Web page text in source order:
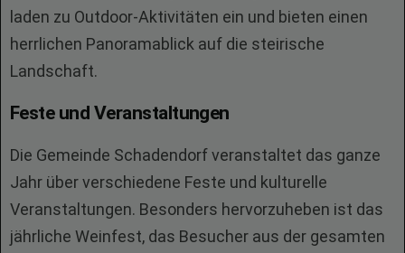
laden zu Outdoor-Aktivitäten ein und bieten einen
herrlichen Panoramablick auf die steirische
Landschaft.
Feste und Veranstaltungen
Die Gemeinde Schadendorf veranstaltet das ganze
Jahr über verschiedene Feste und kulturelle
Veranstaltungen. Besonders hervorzuheben ist das
jährliche Weinfest, das Besucher aus der gesamten